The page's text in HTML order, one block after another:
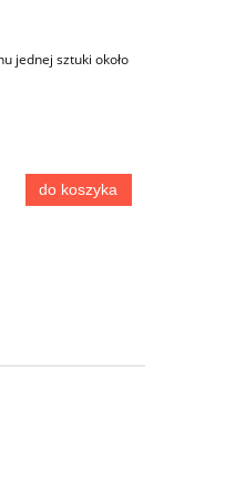
jednej sztuki około
do koszyka